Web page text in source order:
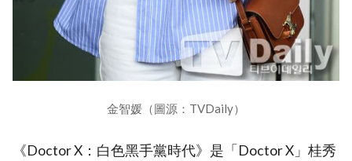
金智媛（圖源：TVDaily）
《Doctor X：白色黑手黨時代》是「Doctor X」桂秀